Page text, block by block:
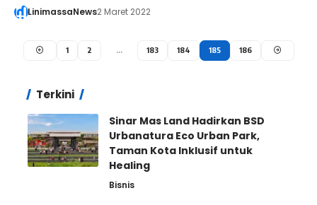
LinimassaNews2 Maret 2022
1 2 … 183 184 185 186
Terkini
Sinar Mas Land Hadirkan BSD
Urbanatura Eco Urban Park,
Taman Kota Inklusif untuk
Healing
Bisnis